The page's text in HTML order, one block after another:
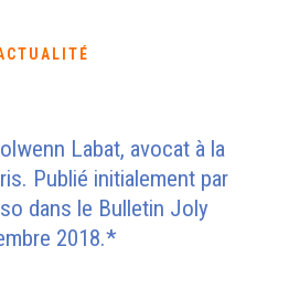
Labat, avocat à la
Publié initialement par
dans le Bulletin Joly
2018.*